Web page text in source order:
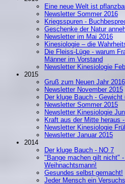
Eine neue Welt ist
Newsletter Sommer 2016
Kriegsspuren -
Geschenke der Natur
Newsletter im Mai 2016
Kinesiologie – die
Die Fleiss-Lüge - warum
Männer im Vorstand
Newsletter Kinesiologie
2015
Gruß zum Neuen Jahr 2016
Newsletter November 2015
Der kluge Bauch - Gewicht
Newsletter Sommer 2015
Newsletter Kinesiologie
Kraft aus der Mitte heraus
Newsletter Kinesiologie
Newsletter Januar 2015
2014
Der kluge Bauch - NO 7
"Bange machen gilt nicht"
Weihnachtsmann!
Gesundes selbst gemacht!
Jeder Mensch ein